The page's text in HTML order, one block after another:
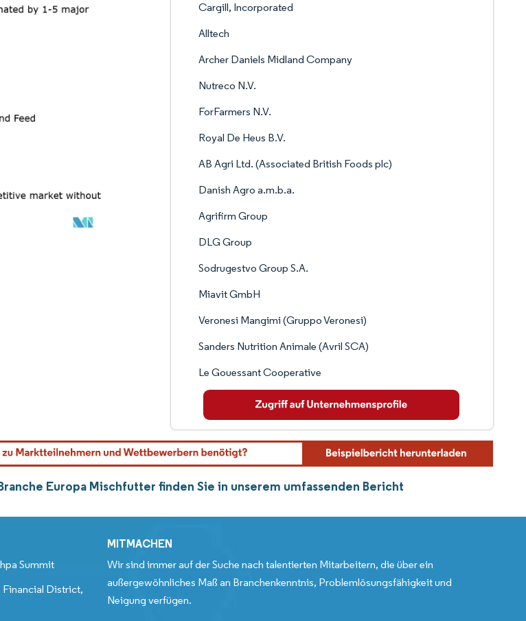
Cargill, Incorporated
Alltech
Archer Daniels Midland Company
Nutreco N.V.
ForFarmers N.V.
Royal De Heus B.V.
AB Agri Ltd. (Associated British Foods plc)
Danish Agro a.m.b.a.
Agrifirm Group
DLG Group
Sodrugestvo Group S.A.
Miavit GmbH
Veronesi Mangimi (Gruppo Veronesi)
Sanders Nutrition Animale (Avril SCA)
Le Gouessant Cooperative
Europa Mischfutter finden Sie in unserem umfassenden Bericht
Summit
Financial District,
MITMACHEN
Wir sind immer auf der Suche nach talentierten Mitarbeitern, die über ein
außergewöhnliches Maß an Branchenkenntnis, Problemlösungsfähigkeit und
Neigung verfügen.